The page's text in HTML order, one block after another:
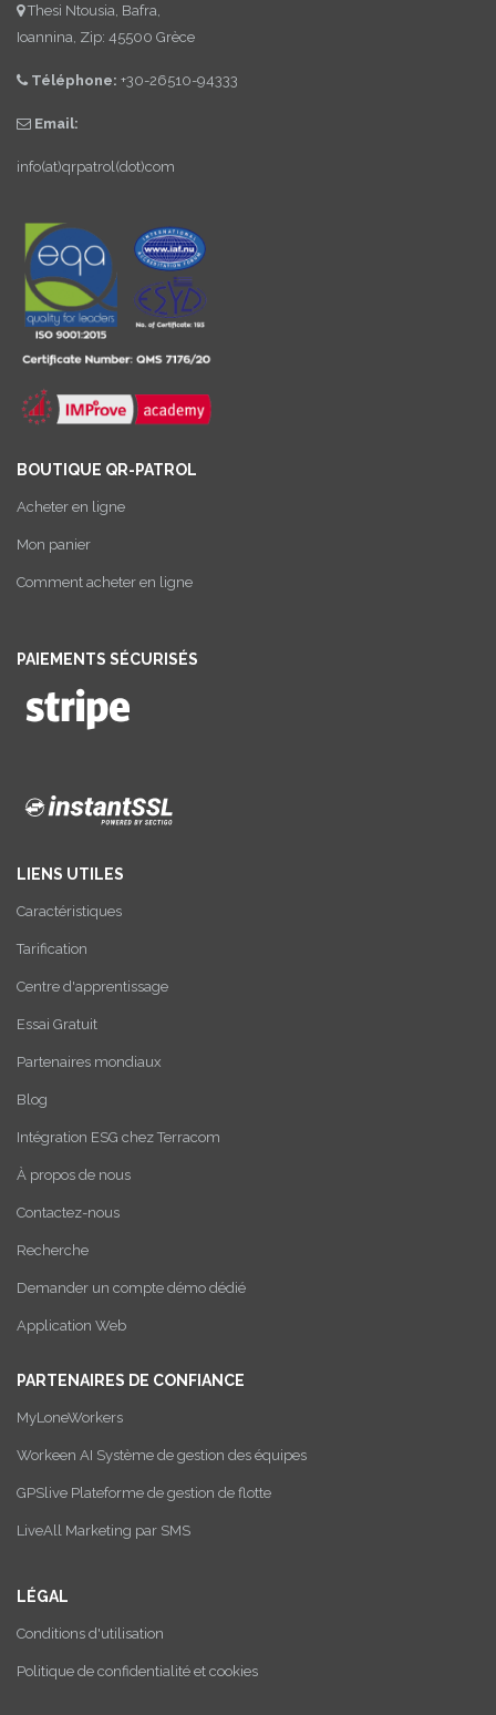
Thesi Ntousia, Bafra,
Ioannina, Zip: 45500 Grèce
Téléphone: +30-26510-94333
Email:
info(at)qrpatrol(dot)com
BOUTIQUE QR-PATROL
Acheter en ligne
Mon panier
Comment acheter en ligne
PAIEMENTS SÉCURISÉS
LIENS UTILES
Caractéristiques
Tarification
Centre d'apprentissage
Essai Gratuit
Partenaires mondiaux
Blog
Intégration ESG chez Terracom
À propos de nous
Contactez-nous
Recherche
Demander un compte démo dédié
Application Web
PARTENAIRES DE CONFIANCE
MyLoneWorkers
Workeen AI Système de gestion des équipes
GPSlive Plateforme de gestion de flotte
LiveAll Marketing par SMS
LÉGAL
Conditions d'utilisation
Politique de confidentialité et cookies